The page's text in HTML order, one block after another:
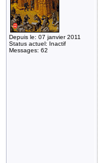
Depuis le: 07 janvier 2011
Status actuel: Inactif
Messages: 62